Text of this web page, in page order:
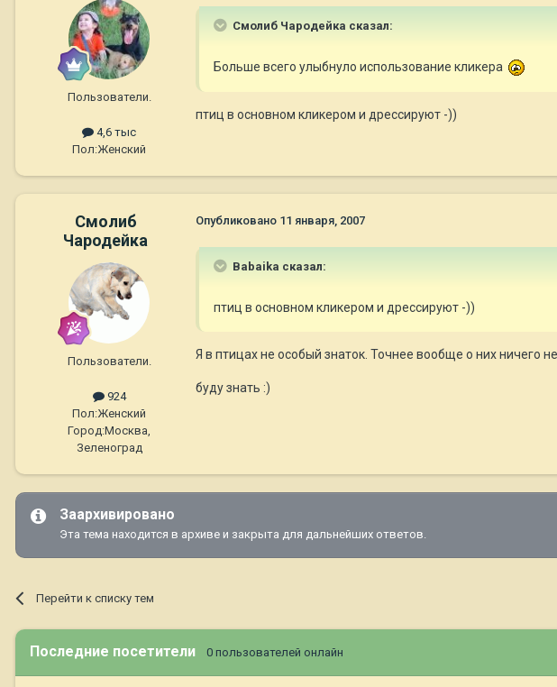
Пользователи.
4,6 тыс
Пол:Женский
Смолиб Чародейка сказал:
Больше всего улыбнуло использование кликера
птиц в основном кликером и дрессируют -))
Смолиб
Чародейка
Пользователи.
924
Пол:Женский
Город:Москва,
Зеленоград
Опубликовано 11 января, 2007
Babaika сказал:
птиц в основном кликером и дрессируют -))
Я в птицах не особый знаток. Точнее вообще о них ничего
буду знать :)
Заархивировано
Эта тема находится в архиве и закрыта для дальнейших ответов.
Перейти к списку тем
Последние посетители 0 пользователей онлайн